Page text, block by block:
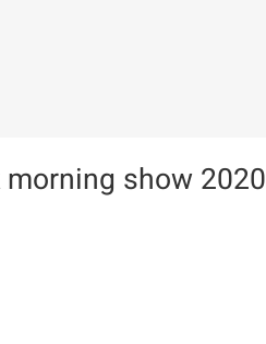
morning show 2020